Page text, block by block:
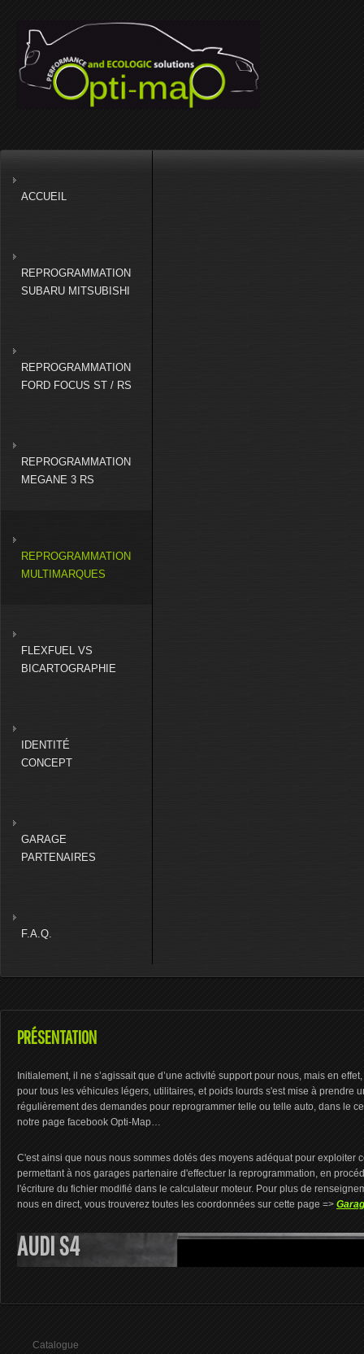
ACCUEIL
REPROGRAMMATION
SUBARU MITSUBISHI
REPROGRAMMATION
FORD FOCUS ST / RS
REPROGRAMMATION
MEGANE 3 RS
REPROGRAMMATION
MULTIMARQUES
FLEXFUEL VS
BICARTOGRAPHIE
IDENTITÉ
CONCEPT
GARAGE
PARTENAIRES
F.A.Q.
PRÉSENTATION
Initialement, il ne s’agissait que d’une activité support pour nous, mais en
pour tous les véhicules légers, utilitaires, et poids lourds s'est mise à
régulièrement des demandes pour reprogrammer telle ou telle auto, dans le
notre page facebook Opti-Map…
C'est ainsi que nous nous sommes dotés des moyens adéquat pour
permettant à nos garages partenaire d'effectuer la reprogrammation, en
l'écriture du fichier modifié dans le calculateur moteur. Pour plus de
nous en direct, vous trouverez toutes les coordonnées sur cette page =>
AUDI S4
Catalogue